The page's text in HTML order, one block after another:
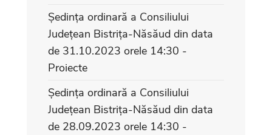
Ședința ordinară a Consiliului
Județean Bistrița-Năsăud din data
de 31.10.2023 orele 14:30 -
Proiecte
Ședința ordinară a Consiliului
Județean Bistrița-Năsăud din data
de 28.09.2023 orele 14:30 -